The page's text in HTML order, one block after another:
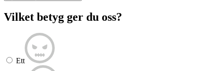
Vilket betyg ger du oss?
Ett